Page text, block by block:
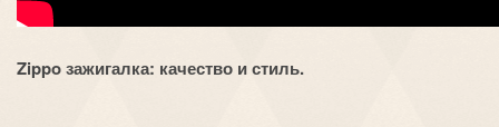
Zippo зажигалка: качество и стиль.